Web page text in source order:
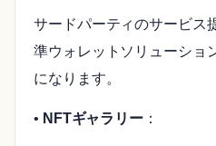
サードパーティのサービス
準ウォレットソリューショ
になります。
• NFTギャラリー ：